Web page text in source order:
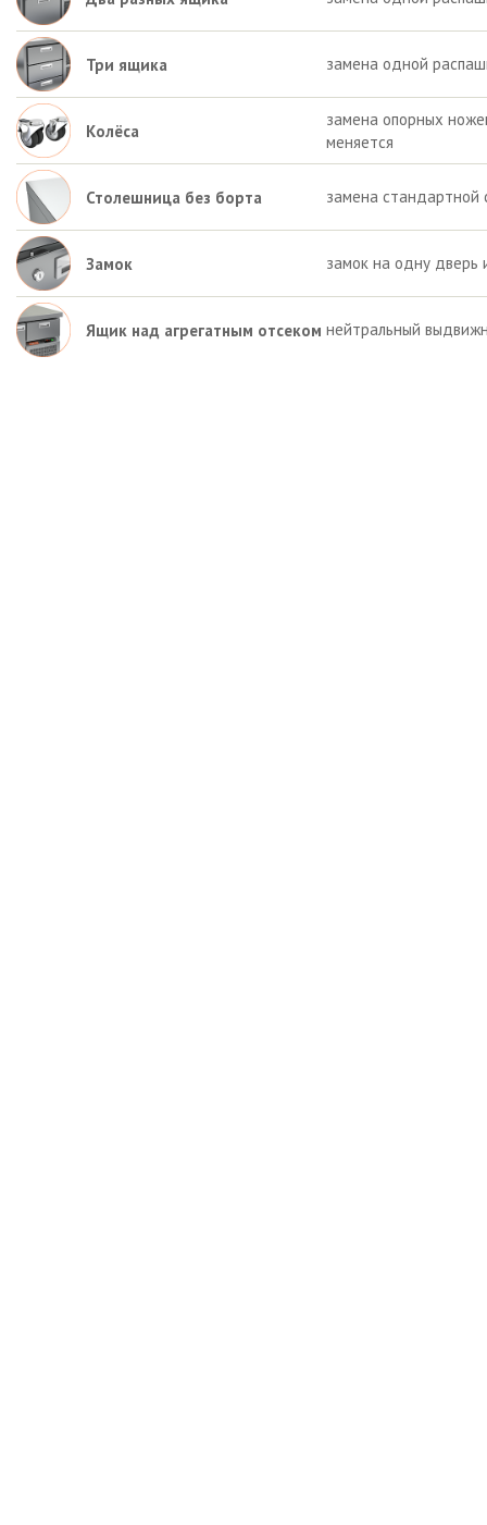
Три ящика замена одной
Колёса
замена опорных
меняется
Столешница без борта замена стандартной
Замок замок на одну дверь
Ящик над агрегатным отсеком нейтральный